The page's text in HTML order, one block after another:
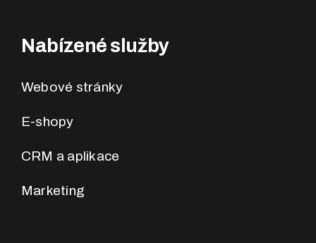
Nabízené služby
Webové stránky
E-shopy
CRM a aplikace
Marketing